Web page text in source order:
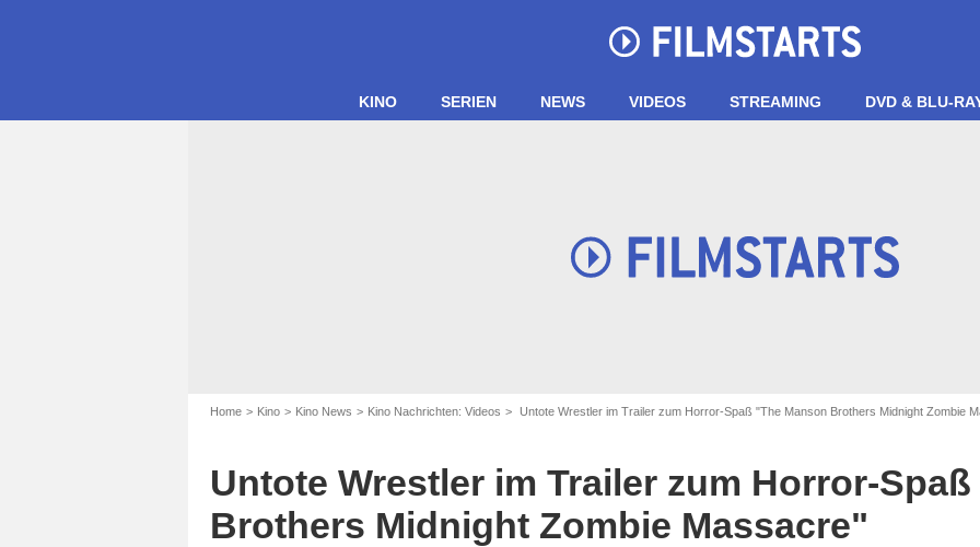
KINO SERIEN NEWS VIDEOS STREAMING DVD & BLU-
Home Kino Kino News Kino Nachrichten: Videos Untote Wrestler im Trailer zum Horror-Spaß "The Manson Brothers Midnight Zombie
Untote Wrestler im Trailer zum Horror-
Brothers Midnight Zombie Massacre"